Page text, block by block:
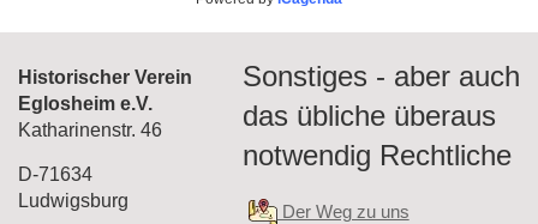
Historischer Verein
Eglosheim e.V.
Katharinenstr. 46
D-71634
Ludwigsburg
Sonstiges - aber auch
das übliche überaus
notwendig Rechtliche
Der Weg zu uns